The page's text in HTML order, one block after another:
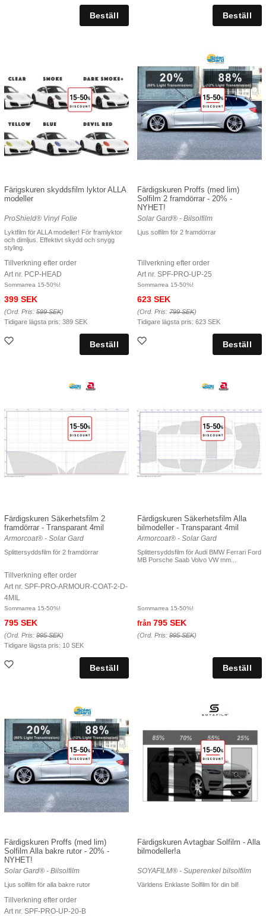
Färigskuren skyddsfilm lyktor ALLA
modeller
ProShield® Vinyl Folie
Lyktfilm för ALLA modeller! För framlyktor
och dimljus. Effektivt skydd och snygg
styling.
Tillverkning efter order
Art nr. PCP-HEAD
Sommarrea 15-50%!
399 SEK
(Ord. Pris: 599 SEK)
Tidigare lägsta pris: 389 SEK
Färdigskuren Proffs (med lim)
Solfilm 2 framdörrar - 20% -
NYHET!
Solar Gard® - Bilsolfilm
Ljus solfilm för 2 framdörrar
Tillverkning efter order
Art nr. SPF-PRO-UP-25
Sommarrea 15-50%!
623 SEK
(Ord. Pris: 799 SEK)
Tidigare lägsta pris: 623 SEK
Färdigskuren Säkerhetsfilm 2
framdörrar - Transparant 4mil
Armorcoat® - Solar Gard
Splittersyddsfilm för 2 framdörrar
Tillverkning efter order
Art nr. SPF-PRO-ARMOUR-COAT-2-D-
4MIL
Sommarrea 15-50%!
795 SEK
(Ord. Pris: 995 SEK)
Tidigare lägsta pris: 10 SEK
Färdigskuren Säkerhetsfilm Alla
bilmodeller - Transparant 4mil
Armorcoat® - Solar Gard
Splittersyddsfilm för Audi BMW Ferrari Ford
MB Porsche Saab Volvo VW mm...
Sommarrea 15-50%!
från 795 SEK
(Ord. Pris: 995 SEK)
Färdigskuren Proffs (med lim)
Solfilm Alla bakre rutor - 20% -
NYHET!
Solar Gard® - Bilsolfilm
Ljus solfilm för alla bakre rutor
Tillverkning efter order
Art nr. SPF-PRO-UP-20-B
Färdigskuren Avtagbar Solfilm - Alla
bilmodeller!a
SOYAFILM® - Superenkel bilsolfilm
Världens Enklaste Solfilm för din bil!